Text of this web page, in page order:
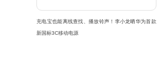
充电宝也能离线查找、播放铃声！李小龙晒华为首款
新国标3C移动电源